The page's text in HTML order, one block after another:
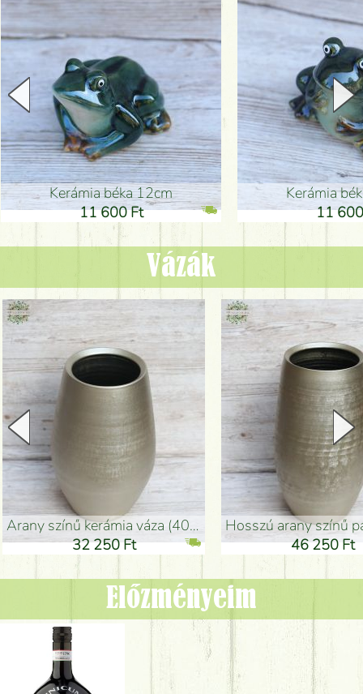
Kerámia béka 12cm
11 600 Ft
Kerámia
11
Vázák
arany színű kerámia váza (40x26cm)
32 250 Ft
hosszú arany színű
46 250 Ft
Előzményeim